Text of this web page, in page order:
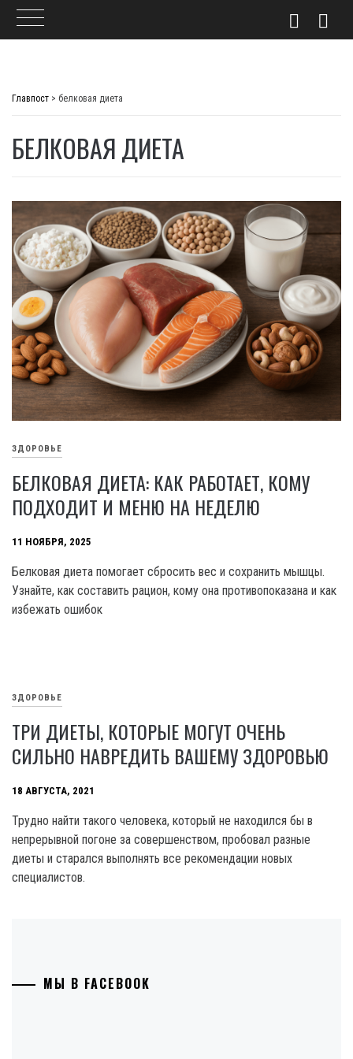
Главпост > белковая диета
БЕЛКОВАЯ ДИЕТА
ЗДОРОВЬЕ
БЕЛКОВАЯ ДИЕТА: КАК РАБОТАЕТ, КОМУ
ПОДХОДИТ И МЕНЮ НА НЕДЕЛЮ
11 НОЯБРЯ, 2025
Белковая диета помогает сбросить вес и сохранить мышцы.
Узнайте, как составить рацион, кому она противопоказана и как
избежать ошибок
ЗДОРОВЬЕ
ТРИ ДИЕТЫ, КОТОРЫЕ МОГУТ ОЧЕНЬ
СИЛЬНО НАВРЕДИТЬ ВАШЕМУ ЗДОРОВЬЮ
18 АВГУСТА, 2021
Трудно найти такого человека, который не находился бы в
непрерывной погоне за совершенством, пробовал разные
диеты и старался выполнять все рекомендации новых
специалистов.
МЫ В FACEBOOK